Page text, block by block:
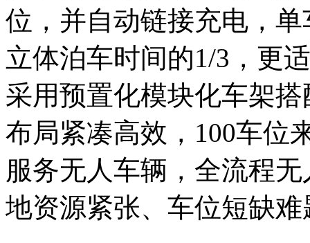
位，并自动链接充电，
立体泊车时间的1/3，更
采用预置化模块化车架
布局紧凑高效，100车位
服务无人车辆，全流程
地资源紧张、车位短缺难